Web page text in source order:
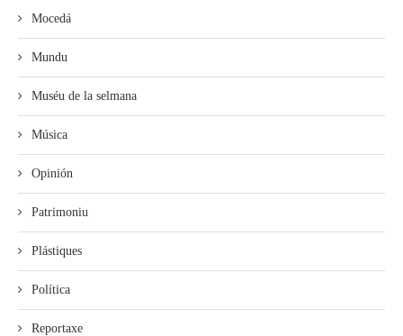
Mocedá
Mundu
Muséu de la selmana
Música
Opinión
Patrimoniu
Plástiques
Política
Reportaxe